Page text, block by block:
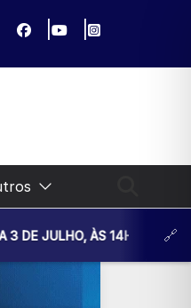
NA UNIDADE